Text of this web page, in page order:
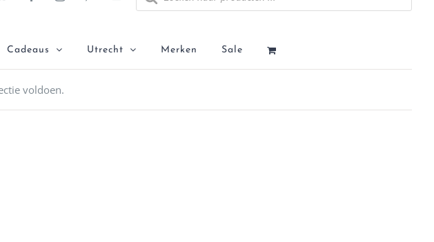
Cadeaus Utrecht Merken Sale
voldoen.